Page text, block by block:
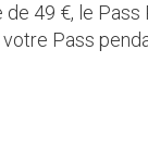
de 49 €, le
Pass